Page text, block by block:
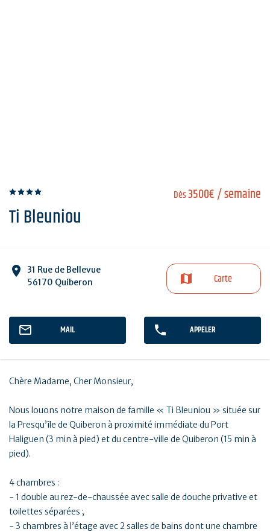
Dès3500€/ semaine
Ti Bleuniou
31 Rue de Bellevue
56170 Quiberon
Carte
MAIL APPELER
Chère Madame, Cher Monsieur,
Nous louons notre maison de famille « Ti Bleuniou » située sur
la Presqu’île de Quiberon à proximité immédiate du Port
Haliguen (3 min à pied) et du centre-ville de Quiberon (15 min à
pied).
4 chambres :
- 1 double au rez-de-chaussée avec salle de douche privative et
toilettes séparées ;
- 3 chambres à l’étage avec 2 salles de bains dont une chambre